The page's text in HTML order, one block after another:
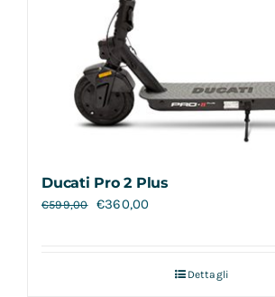
Ducati Pro 2 Plus
€599,00 €360,00
Dettagli